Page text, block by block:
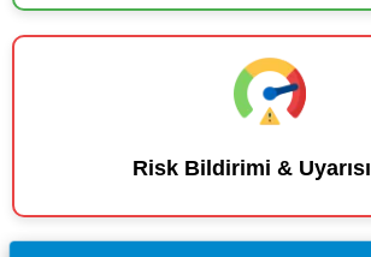
Risk Bildirimi & Uyarısı